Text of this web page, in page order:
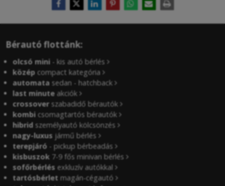
Bérautó flottánk:
olcsó mini - kis autó bérlés
közép compact kategória
automata sedan - hatchback
last minute akciók
crossover szabadidő bérautók
kombi csomagtartós bérautók
hibrid személyautó kölcsönzés
nagy-luxus jármű bérlés
terepjáró - pickup bérbeadás
kisbuszok 7-9 fős minivan bérlés
sofőrbérlés exkluzív autókkal
tartósbérlet magán-cégautó